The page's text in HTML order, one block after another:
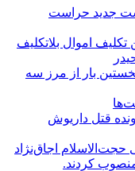
جدید حراست
اموال بلاتکلیف
بار از مرز سه
قتل داریوش
اجاق‌نژاد
کردند.